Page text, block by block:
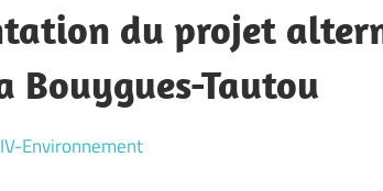
du projet
Bouygues-Tautou
Environnement